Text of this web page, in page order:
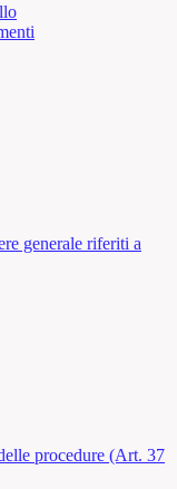
generale riferiti a
procedure (Art. 37